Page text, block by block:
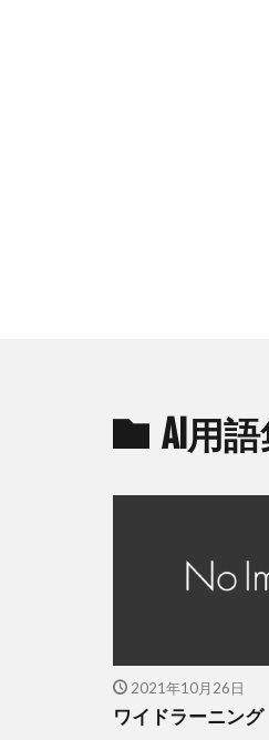
AI用
2021年10月26日
ワイドラーニング